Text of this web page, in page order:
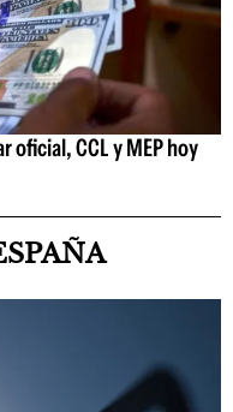
oficial, CCL y MEP hoy